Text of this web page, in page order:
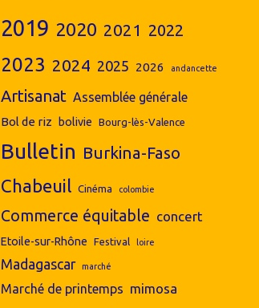
2019 2020 2021 2022
2023 2024 2025 2026 andancette
Artisanat Assemblée générale
Bol de riz bolivie Bourg-lès-Valence
Bulletin Burkina-Faso
Chabeuil Cinéma colombie
Commerce équitable concert
Etoile-sur-Rhône Festival loire
Madagascar marché
Marché de printemps mimosa